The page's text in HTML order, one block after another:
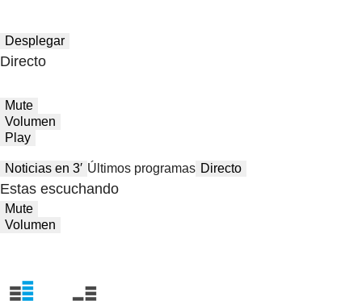
Desplegar
Directo
Mute
Volumen
Play
Noticias en 3′ Últimos programas Directo
Estas escuchando
Mute
Volumen